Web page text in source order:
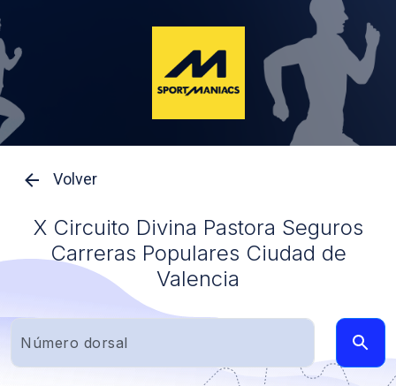
Volver
X Circuito Divina Pastora Seguros
Carreras Populares Ciudad de
Valencia